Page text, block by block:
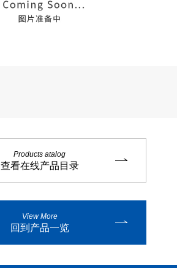
Products atalog
查看在线产品目录
View More
回到产品一览